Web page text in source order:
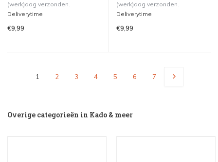
(werk)dag verzonden.
Deliverytime
€9,99
(werk)dag verzonden.
Deliverytime
€9,99
1 2 3 4 5 6 7
Overige categorieën in Kado & meer